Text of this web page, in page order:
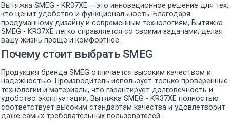
Вытяжка SMEG - KR37XE – это инновационное решение для тех,
кто ценит удобство и функциональность. Благодаря
продуманному дизайну и современным технологиям, Вытяжка
SMEG - KR37XE легко справляется со своими задачами, делая
вашу жизнь проще и комфортнее.
Почему стоит выбрать SMEG
Продукция бренда SMEG отличается высоким качеством и
надежностью. Производитель использует только проверенные
технологии и материалы, что гарантирует долговечность и
удобство эксплуатации. Вытяжка SMEG - KR37XE полностью
соответствует высоким стандартам качества и удовлетворит
даже самых требовательных пользователей.